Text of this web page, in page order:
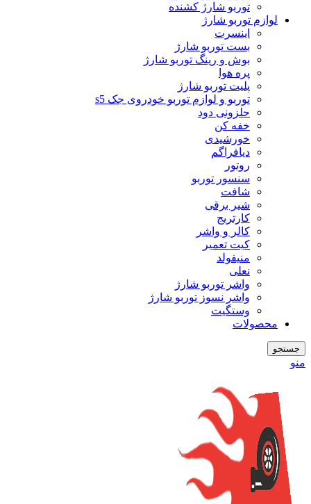
توربو شارژ کشنده
لوازم توربو شارژ
اینسرت
بست توربو شارژ
بوش و رینگ توربو شارژ
پره هوا
پلیت توربو شارژ
توربو و لوازم توربو خودروی جک s5
حلزونی دود
خفه کن
خورشیدی
دیافراگم
روتور
سنسور توربو
شافت
شیر برقی
کارتریج
کالر و واشر
کیت تعمیر
منیفولد
نعلی
واشر توربو شارژ
واشر نسوز توربو شارژ
وستگیت
محصولات
جستجو
منو